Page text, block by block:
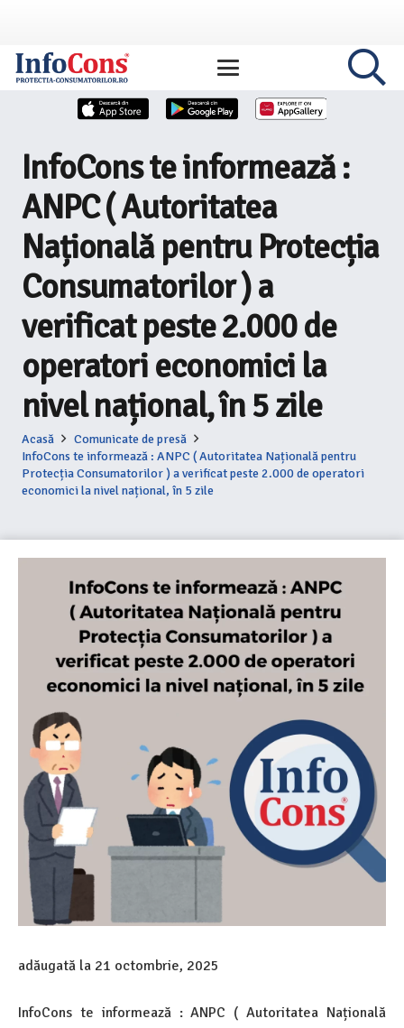
InfoCons te informează :
ANPC ( Autoritatea
Națională pentru Protecția
Consumatorilor ) a
verificat peste 2.000 de
operatori economici la
nivel național, în 5 zile
Acasă
Comunicate de presă
InfoCons te informează : ANPC ( Autoritatea Națională pentru
Protecția Consumatorilor ) a verificat peste 2.000 de operatori
economici la nivel național, în 5 zile
adăugată la 21 octombrie, 2025
InfoCons te informează : ANPC ( Autoritatea Națională